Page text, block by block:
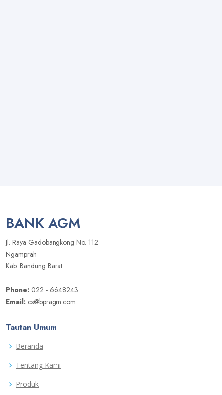
BANK AGM
Jl. Raya Gadobangkong No. 112
Ngamprah
Kab. Bandung Barat
Phone: 022 - 6648243
Email: cs@bpragm.com
Tautan Umum
Beranda
Tentang Kami
Produk